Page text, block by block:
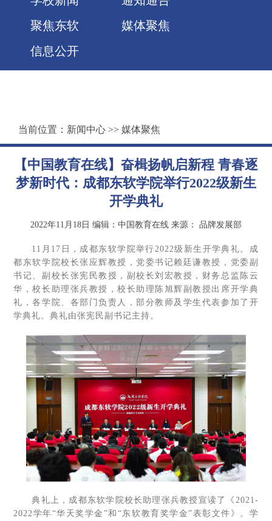
聚焦东软
媒体聚焦
信息公开
当前位置： 新闻中心 >> 媒体聚焦
【中国教育在线】奋楫扬帆启新程 青春逐
梦新时代：成都东软学院举行2022级新生
开学典礼
2022年11月18日 编辑：中国教育在线 来源： 品牌发展部
11月17日，成都东软学院举行2022级新生开学典礼。成
都东软学院校长张应辉教授，党委书记赖廷谦教授，党委副
书记、副校长张宪民教授，副校长刘宏教授，财务总监陈云
华，校长助理张兵教授，校长助理陈旭辉副教授出席开学典
礼，各学院、各部门负责人，部分教师及学生代表参加了开
学典礼。典礼由张宪民副书记主持。
典礼上，成都东软学院校长助理张兵教授宣读了《2021-
2022学年“华天奖学金”和“东软教育奖学金”表彰文件》。学